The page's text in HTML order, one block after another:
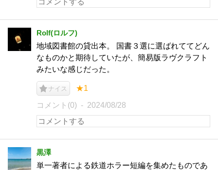
Rolf(ロルフ)
地域図書館の貸出本。 国書３選に選ばれててどん
なものかと期待していたが、簡易版ラヴクラフト
みたいな感じだった。
ナイス ★1
コメント(0) 2024/08/28
黒澤
単一著者による鉄道ホラー短編を集めたものであ